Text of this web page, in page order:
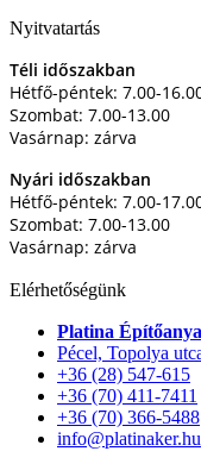
Nyitvatartás
Téli időszakban
Hétfő-péntek: 7.00-
Szombat: 7.00-13.00
Vasárnap: zárva
Nyári időszakban
Hétfő-péntek: 7.00-
Szombat: 7.00-13.00
Vasárnap: zárva
Elérhetőségünk
Platina
Pécel, Topolya
+36 (28) 547-615
+36 (70) 411-7411
+36 (70) 366-5488
info@platinaker.hu